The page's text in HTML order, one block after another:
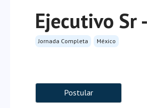
Ejecutivo Sr
Jornada Completa México
Postular